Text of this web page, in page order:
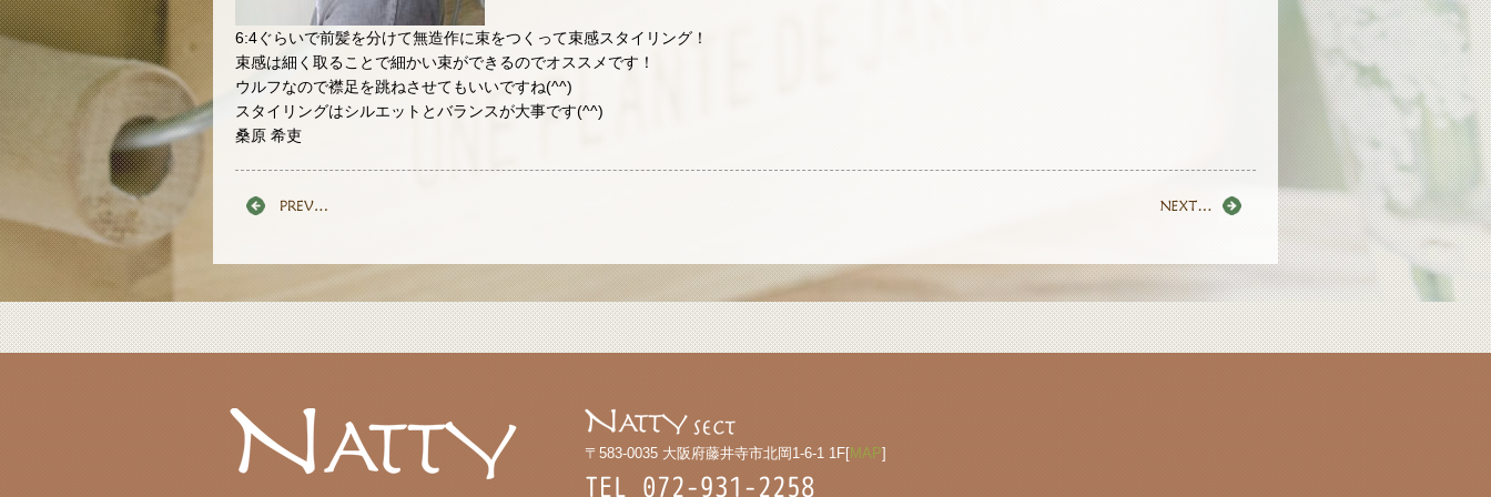
6:4ぐらいで前髪を分けて無造作に束をつくって束感スタイリング！
束感は細く取ることで細かい束ができるのでオススメです！
ウルフなので襟足を跳ねさせてもいいですね(^^)
スタイリングはシルエットとバランスが大事です(^^)
桑原 希吏
〒583-0035 大阪府藤井寺市北岡1-6-1 1F[MAP]
TEL 072-931-2258